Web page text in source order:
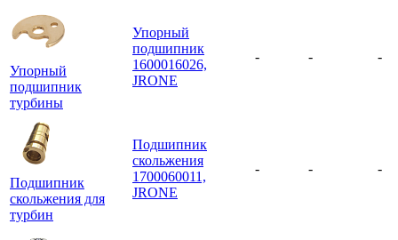
Упорный
подшипник
турбины
Упорный
подшипник
1600016026,
JRONE
- - -
Подшипник
скольжения для
турбин
Подшипник
скольжения
1700060011,
JRONE
- - -